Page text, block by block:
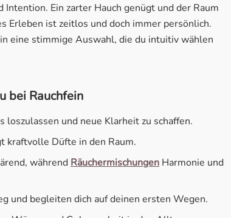
Ein zarter Hauch genügt und der Raum
Erleben ist zeitlos und doch immer persönlich.
eine stimmige Auswahl, die du intuitiv wählen
bei Rauchfein
und neue Klarheit zu schaffen.
kraftvolle Düfte in den Raum.
während Räuchermischungen Harmonie und
und begleiten dich auf deinen ersten Wegen.